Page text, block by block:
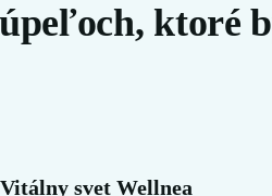
ktoré
svet Wellnea